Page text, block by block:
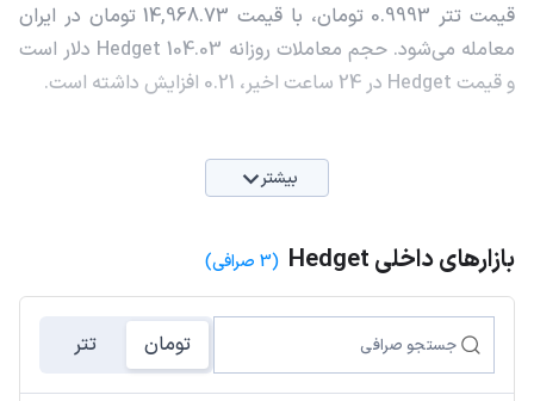
قیمت تتر 0.9993 تومان، با قیمت 14,968.73 تومان در ایران
معامله می‌شود. حجم معاملات روزانه Hedget 104.03 دلار است
و قیمت Hedget در 24 ساعت اخیر، 0.21 افزایش داشته است.
بیشتر
بازارهای داخلی Hedget (3 صرافی)
تومان تتر